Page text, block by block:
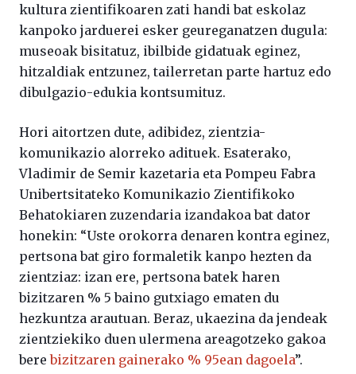
kultura zientifikoaren zati handi bat eskolaz
kanpoko jarduerei esker geureganatzen dugula:
museoak bisitatuz, ibilbide gidatuak eginez,
hitzaldiak entzunez, tailerretan parte hartuz edo
dibulgazio-edukia kontsumituz.
Hori aitortzen dute, adibidez, zientzia-
komunikazio alorreko adituek. Esaterako,
Vladimir de Semir kazetaria eta Pompeu Fabra
Unibertsitateko Komunikazio Zientifikoko
Behatokiaren zuzendaria izandakoa bat dator
honekin: “Uste orokorra denaren kontra eginez,
pertsona bat giro formaletik kanpo hezten da
zientziaz: izan ere, pertsona batek haren
bizitzaren % 5 baino gutxiago ematen du
hezkuntza arautuan. Beraz, ukaezina da jendeak
zientziekiko duen ulermena areagotzeko gakoa
berebizitzaren gainerako % 95ean dagoela”.